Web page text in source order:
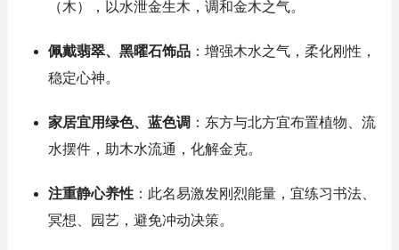
（木），以水泄金生木，调和金木之气。
佩戴翡翠、黑曜石饰品：增强木水之气，柔化刚性，
稳定心神。
家居宜用绿色、蓝色调 ：东方与北方宜布置植物、流
水摆件，助木水流通，化解金克。
注重静心养性：此名易激发刚烈能量，宜练习书法、
冥想、园艺，避免冲动决策。